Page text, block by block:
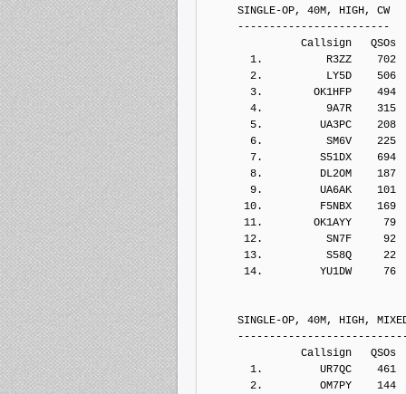
SINGLE-OP, 40M, HIGH, CW
------------------------
Callsign   QSOs  Points
1.          R3ZZ    702
2.          LY5D    506
3.        OK1HFP    494
4.          9A7R    315
5.         UA3PC    208
6.          SM6V    225
7.         S51DX    694
8.         DL2OM    187
9.         UA6AK    101
10.         F5NBX    169
11.        OK1AYY     79
12.          SN7F     92
13.          S58Q     22
14.         YU1DW     76
SINGLE-OP, 40M, HIGH,
Callsign   QSOs  Points
1.         UR7QC    461
2.         OM7PY    144